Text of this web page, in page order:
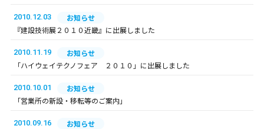
2010.12.03
お知らせ
『建設技術展２０１０近畿』に出展しました
2010.11.19
お知らせ
「ハイウェイテクノフェア ２０１０」に出展しました
2010.10.01
お知らせ
「営業所の新設・移転等のご案内」
2010.09.16
お知らせ